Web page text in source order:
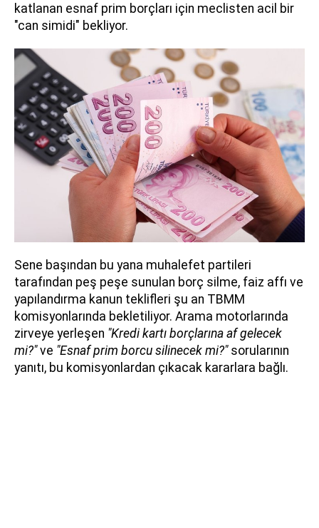
katlanan esnaf prim borçları için meclisten acil bir
"can simidi" bekliyor.
Sene başından bu yana muhalefet partileri
tarafından peş peşe sunulan borç silme, faiz affı ve
yapılandırma kanun teklifleri şu an TBMM
komisyonlarında bekletiliyor. Arama motorlarında
zirveye yerleşen "Kredi kartı borçlarına af gelecek
mi?"ve "Esnaf prim borcu silinecek mi?"sorularının
yanıtı, bu komisyonlardan çıkacak kararlara bağlı.